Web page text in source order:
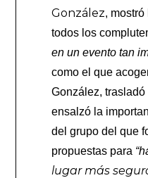
González,
todos los
en un evento tan
como el que
González,
ensalzó la
del grupo del que
propuestas para
lugar más